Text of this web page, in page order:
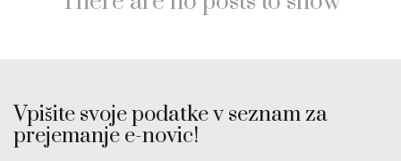
Vpišite svoje podatke v seznam za
prejemanje e-novic!